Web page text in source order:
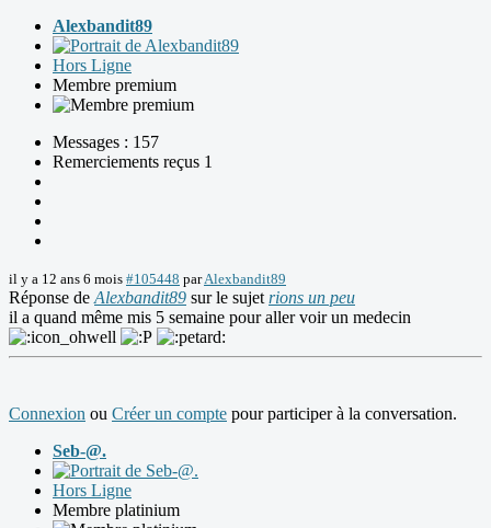
Alexbandit89
Hors Ligne
Membre premium
Messages : 157
Remerciements reçus 1
il y a 12 ans 6 mois #105448 parAlexbandit89
Réponse de Alexbandit89 sur le sujet rions un peu
il a quand même mis 5 semaine pour aller voir un medecin
Connexion ou Créer un compte pour participer à la conversation.
Seb-@.
Hors Ligne
Membre platinium